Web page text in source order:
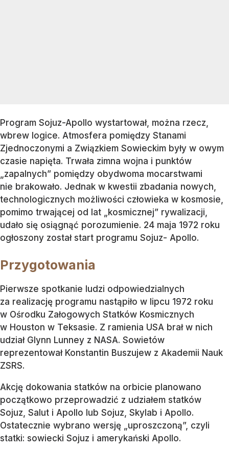
Program Sojuz-Apollo wystartował, można rzecz,
wbrew logice. Atmosfera pomiędzy Stanami
Zjednoczonymi a Związkiem Sowieckim były w owym
czasie napięta. Trwała zimna wojna i punktów
„zapalnych” pomiędzy obydwoma mocarstwami
nie brakowało. Jednak w kwestii zbadania nowych,
technologicznych możliwości człowieka w kosmosie,
pomimo trwającej od lat „kosmicznej” rywalizacji,
udało się osiągnąć porozumienie. 24 maja 1972 roku
ogłoszony został start programu Sojuz- Apollo.
Przygotowania
Pierwsze spotkanie ludzi odpowiedzialnych
za realizację programu nastąpiło w lipcu 1972 roku
w Ośrodku Załogowych Statków Kosmicznych
w Houston w Teksasie. Z ramienia USA brał w nich
udział Glynn Lunney z NASA. Sowietów
reprezentował Konstantin Buszujew z Akademii Nauk
ZSRS.
Akcję dokowania statków na orbicie planowano
początkowo przeprowadzić z udziałem statków
Sojuz, Salut i Apollo lub Sojuz, Skylab i Apollo.
Ostatecznie wybrano wersję „uproszczoną”, czyli
statki: sowiecki Sojuz i amerykański Apollo.